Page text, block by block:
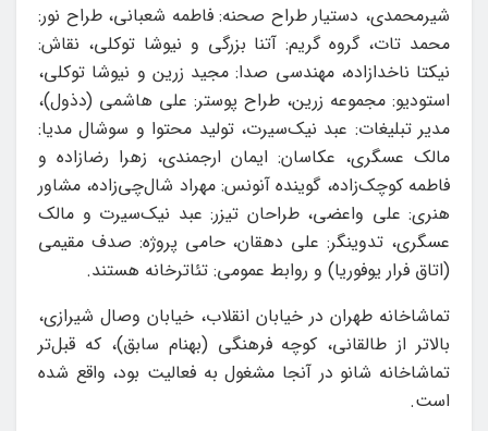
شیرمحمدی، دستیار طراح صحنه: فاطمه شعبانی، طراح نور:
محمد تات، گروه گریم: آتنا بزرگی و نیوشا توکلی، نقاش:
نیکتا ناخدازاده، مهندسی صدا: مجید زرین و نیوشا توکلی،
استودیو: مجموعه زرین، طراح پوستر: علی هاشمی (دذول)،
مدیر تبلیغات: عبد نیک‌سیرت، تولید محتوا و سوشال مدیا:
مالک عسگری، عکاسان: ایمان ارجمندی، زهرا رضازاده و
فاطمه کوچک‌زاده، گوینده آنونس: مهراد شال‌چی‌زاده، مشاور
هنری: علی واعضی، طراحان تیزر: عبد نیک‌سیرت و مالک
عسگری، تدوینگر: علی دهقان، حامی پروژه: صدف مقیمی
(اتاق فرار یوفوریا) و روابط عمومی: تئاترخانه هستند.
تماشاخانه طهران در خیابان انقلاب، خیابان وصال شیرازی،
بالاتر از طالقانی، کوچه فرهنگی (بهنام سابق)، که قبل‌تر
تماشاخانه شانو در آنجا مشغول به فعالیت بود، واقع شده
است.